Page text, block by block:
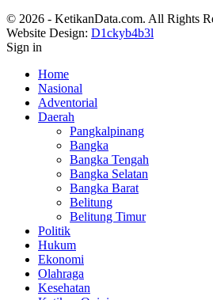
© 2026 - KetikanData.com. All Rights
Website Design: D1ckyb4b3l
Sign in
Home
Nasional
Adventorial
Daerah
Pangkalpinang
Bangka
Bangka Tengah
Bangka Selatan
Bangka Barat
Belitung
Belitung Timur
Politik
Hukum
Ekonomi
Olahraga
Kesehatan